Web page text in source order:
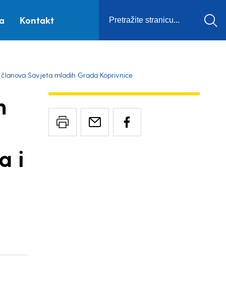
Kontakt
Savjeta mladih Grada Koprivnice
i